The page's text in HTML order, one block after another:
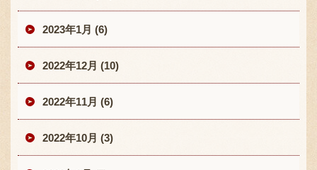
2023年1月 (6)
2022年12月 (10)
2022年11月 (6)
2022年10月 (3)